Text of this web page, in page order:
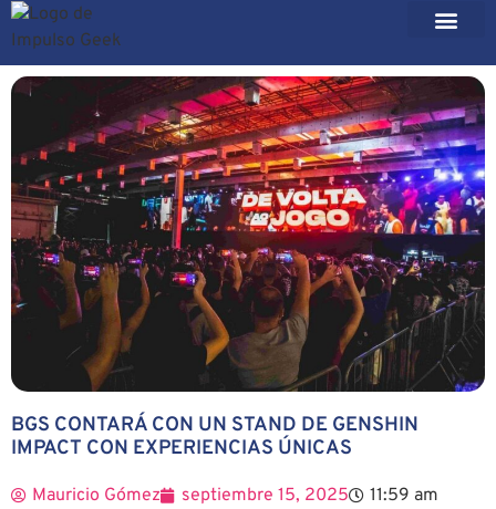
BGS CONTARÁ CON UN STAND DE GENSHIN
IMPACT CON EXPERIENCIAS ÚNICAS
Mauricio Gómez septiembre 15, 2025 11:59 am